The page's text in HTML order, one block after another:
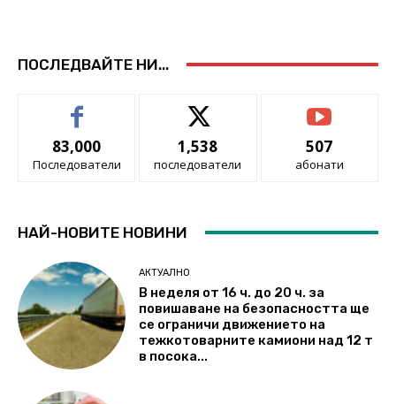
ПОСЛЕДВАЙТЕ НИ...
83,000
Последователи
1,538
последователи
507
абонати
НАЙ-НОВИТЕ НОВИНИ
АКТУАЛНО
В неделя от 16 ч. до 20 ч. за
повишаване на безопасността ще
се ограничи движението на
тежкотоварните камиони над 12 т
в посока...